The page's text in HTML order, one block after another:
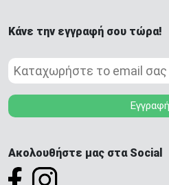
Κάνε την εγγραφή σου τώρα!
Ακολουθήστε μας στα Social